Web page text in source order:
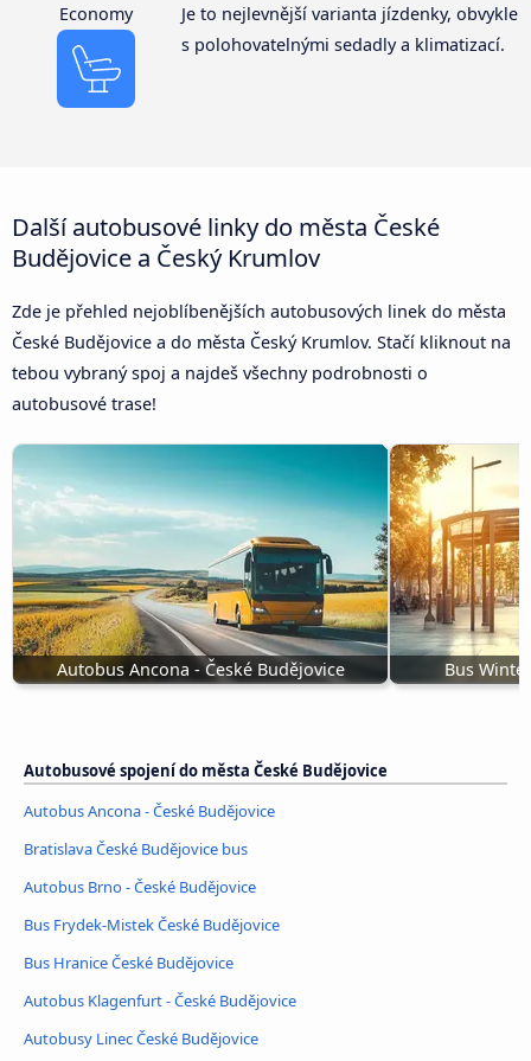
Economy
Je to nejlevnější varianta jízdenky, obvykle
s polohovatelnými sedadly a klimatizací.
Další autobusové linky do města České
Budějovice a Český Krumlov
Zde je přehled nejoblíbenějších autobusových linek do města
České Budějovice a do města Český Krumlov. Stačí kliknout na
tebou vybraný spoj a najdeš všechny podrobnosti o
autobusové trase!
Autobus Ancona - České Budějovice Bus
Autobusové spojení do města České Budějovice
Autobus Ancona - České Budějovice
Bratislava České Budějovice bus
Autobus Brno - České Budějovice
Bus Frydek-Mistek České Budějovice
Bus Hranice České Budějovice
Autobus Klagenfurt - České Budějovice
Autobusy Linec České Budějovice